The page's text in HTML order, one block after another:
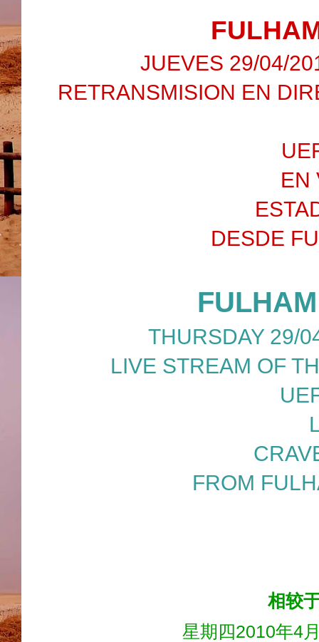
JUEVES 29/04/
RETRANSMISION EN
EN
DESDE
THURSDAY 29/
LIVE STREAM OF
FROM
相较
星期四2010年4